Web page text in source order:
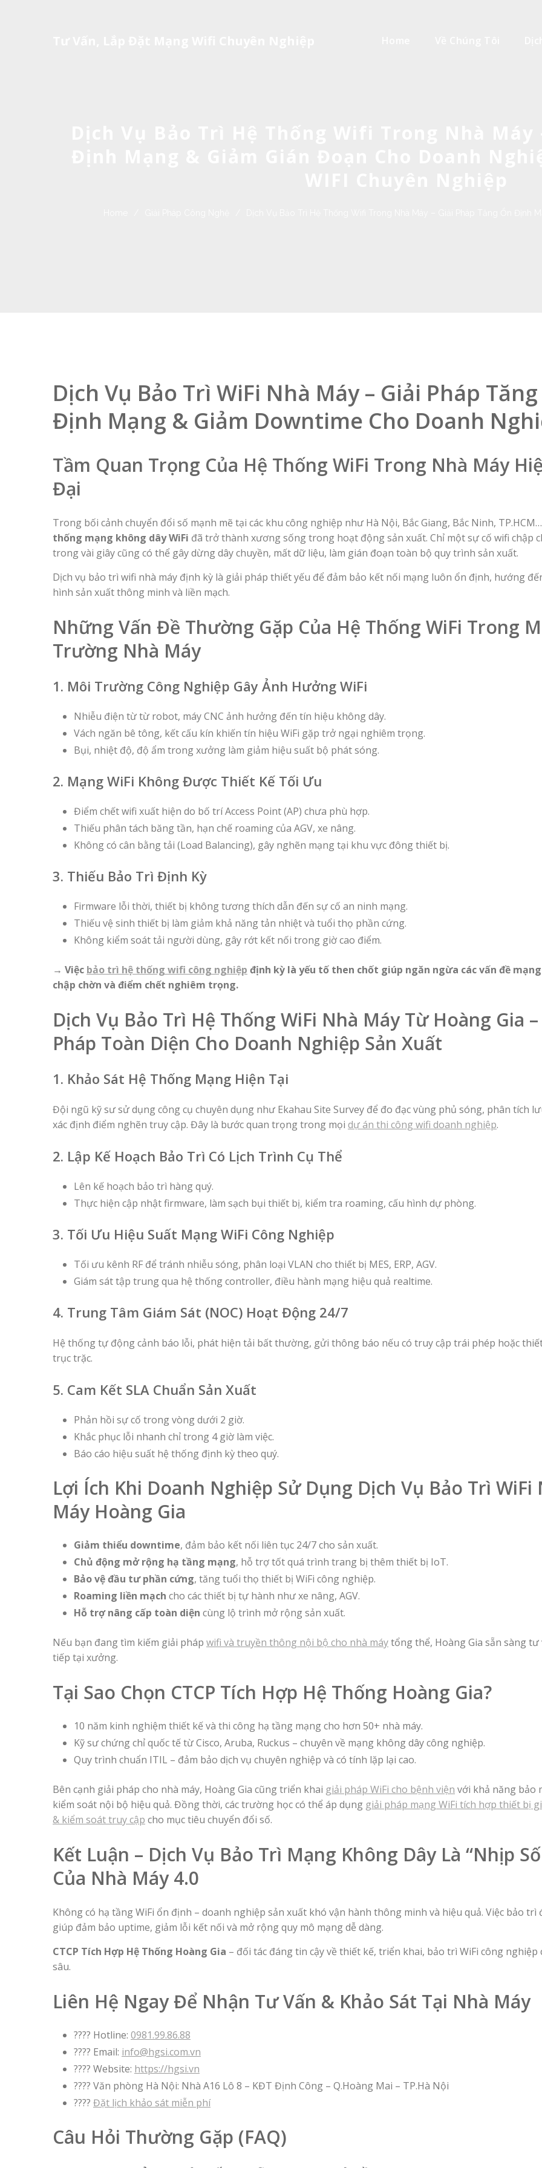
Dịch Vụ Bảo Trì WiFi Nhà Máy – Giải Pháp
Định Mạng & Giảm Downtime Cho Doanh
Tầm Quan Trọng Của Hệ Thống WiFi Trong Nhà Máy
Đại
Trong bối cảnh chuyển đổi số mạnh mẽ tại các khu công nghiệp như Hà Nội, Bắc Giang, Bắc Ninh,
thống mạng không dây WiFi đã trở thành xương sống trong hoạt động sản xuất. Chỉ một sự cố wifi chập
trong vài giây cũng có thể gây dừng dây chuyền, mất dữ liệu, làm gián đoạn toàn bộ quy trình sản xuất.
Dịch vụ bảo trì wifi nhà máy định kỳ là giải pháp thiết yếu để đảm bảo kết nối mạng luôn ổn định, hướng
hình sản xuất thông minh và liền mạch.
Những Vấn Đề Thường Gặp Của Hệ Thống WiFi Trong
Trường Nhà Máy
1. Môi Trường Công Nghiệp Gây Ảnh Hưởng WiFi
Nhiễu điện từ từ robot, máy CNC ảnh hưởng đến tín hiệu không dây.
Vách ngăn bê tông, kết cấu kín khiến tín hiệu WiFi gặp trở ngại nghiêm trọng.
Bụi, nhiệt độ, độ ẩm trong xưởng làm giảm hiệu suất bộ phát sóng.
2. Mạng WiFi Không Được Thiết Kế Tối Ưu
Điểm chết wifi xuất hiện do bố trí Access Point (AP) chưa phù hợp.
Thiếu phân tách băng tần, hạn chế roaming của AGV, xe nâng.
Không có cân bằng tải (Load Balancing), gây nghẽn mạng tại khu vực đông thiết bị.
3. Thiếu Bảo Trì Định Kỳ
Firmware lỗi thời, thiết bị không tương thích dẫn đến sự cố an ninh mạng.
Thiếu vệ sinh thiết bị làm giảm khả năng tản nhiệt và tuổi thọ phần cứng.
Không kiểm soát tải người dùng, gây rớt kết nối trong giờ cao điểm.
→ Việc bảo trì hệ thống wifi công nghiệp định kỳ là yếu tố then chốt giúp ngăn ngừa các vấn đề
chập chờn và điểm chết nghiêm trọng.
Dịch Vụ Bảo Trì Hệ Thống WiFi Nhà Máy Từ Hoàng Gia
Pháp Toàn Diện Cho Doanh Nghiệp Sản Xuất
1. Khảo Sát Hệ Thống Mạng Hiện Tại
Đội ngũ kỹ sư sử dụng công cụ chuyên dụng như Ekahau Site Survey để đo đạc vùng phủ sóng, phân tích
xác định điểm nghẽn truy cập. Đây là bước quan trọng trong mọi dự án thi công wifi doanh nghiệp.
2. Lập Kế Hoạch Bảo Trì Có Lịch Trình Cụ Thể
Lên kế hoạch bảo trì hàng quý.
Thực hiện cập nhật firmware, làm sạch bụi thiết bị, kiểm tra roaming, cấu hình dự phòng.
3. Tối Ưu Hiệu Suất Mạng WiFi Công Nghiệp
Tối ưu kênh RF để tránh nhiễu sóng, phân loại VLAN cho thiết bị MES, ERP, AGV.
Giám sát tập trung qua hệ thống controller, điều hành mạng hiệu quả realtime.
4. Trung Tâm Giám Sát (NOC) Hoạt Động 24/7
Hệ thống tự động cảnh báo lỗi, phát hiện tải bất thường, gửi thông báo nếu có truy cập trái phép hoặc
trục trặc.
5. Cam Kết SLA Chuẩn Sản Xuất
Phản hồi sự cố trong vòng dưới 2 giờ.
Khắc phục lỗi nhanh chỉ trong 4 giờ làm việc.
Báo cáo hiệu suất hệ thống định kỳ theo quý.
Lợi Ích Khi Doanh Nghiệp Sử Dụng Dịch Vụ Bảo Trì WiFi
Máy Hoàng Gia
Giảm thiểu downtime, đảm bảo kết nối liên tục 24/7 cho sản xuất.
Chủ động mở rộng hạ tầng mạng, hỗ trợ tốt quá trình trang bị thêm thiết bị IoT.
Bảo vệ đầu tư phần cứng, tăng tuổi thọ thiết bị WiFi công nghiệp.
Roaming liền mạch cho các thiết bị tự hành như xe nâng, AGV.
Hỗ trợ nâng cấp toàn diện cùng lộ trình mở rộng sản xuất.
Nếu bạn đang tìm kiếm giải pháp wifi và truyền thông nội bộ cho nhà máytổng thể, Hoàng Gia sẵn sàng
tiếp tại xưởng.
Tại Sao Chọn CTCP Tích Hợp Hệ Thống Hoàng Gia?
10 năm kinh nghiệm thiết kế và thi công hạ tầng mạng cho hơn 50+ nhà máy.
Kỹ sư chứng chỉ quốc tế từ Cisco, Aruba, Ruckus – chuyên về mạng không dây công nghiệp.
Quy trình chuẩn ITIL – đảm bảo dịch vụ chuyên nghiệp và có tính lặp lại cao.
Bên cạnh giải pháp cho nhà máy, Hoàng Gia cũng triển khai giải pháp WiFi cho bệnh viện với khả năng bảo
kiểm soát nội bộ hiệu quả. Đồng thời, các trường học có thể áp dụng giải pháp mạng WiFi tích hợp thiết bị
& kiểm soát truy cập cho mục tiêu chuyển đổi số.
Kết Luận – Dịch Vụ Bảo Trì Mạng Không Dây Là “Nhịp
Của Nhà Máy 4.0
Không có hạ tầng WiFi ổn định – doanh nghiệp sản xuất khó vận hành thông minh và hiệu quả. Việc bảo trì
giúp đảm bảo uptime, giảm lỗi kết nối và mở rộng quy mô mạng dễ dàng.
CTCP Tích Hợp Hệ Thống Hoàng Gia – đối tác đáng tin cậy về thiết kế, triển khai, bảo trì WiFi công nghiệp
sâu.
Liên Hệ Ngay Để Nhận Tư Vấn & Khảo Sát Tại Nhà Máy
???? Hotline: 0981.99.86.88
???? Email: info@hgsi.com.vn
???? Website: https://hgsi.vn
???? Văn phòng Hà Nội: Nhà A16 Lô 8 – KĐT Định Công – Q.Hoàng Mai – TP.Hà Nội
????️ Đặt lịch khảo sát miễn phí
Câu Hỏi Thường Gặp (FAQ)